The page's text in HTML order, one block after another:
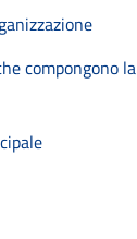
compongono la